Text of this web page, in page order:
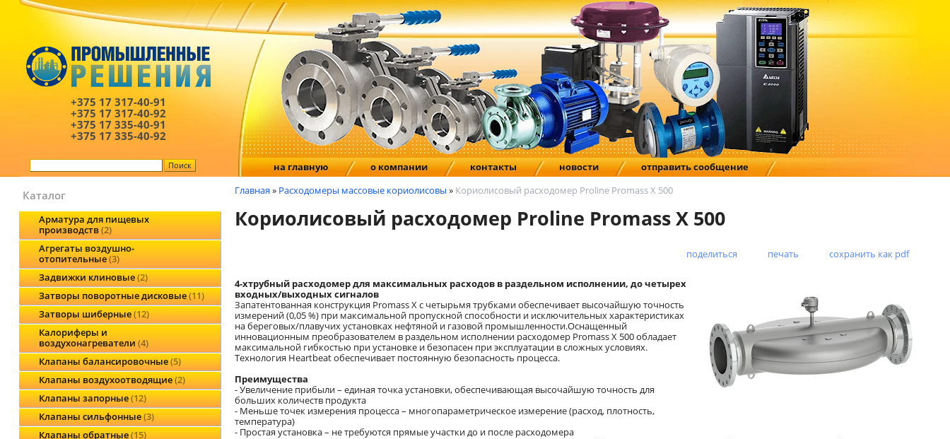
+375 17 317-40-91
+375 17 317-40-92
+375 17 335-40-91
+375 17 335-40-92
на главную о компании контакты новости отправить сообщение
Каталог
Арматура для пищевых
производств 2
Агрегаты воздушно-
отопительные 3
Задвижки клиновые 2
Затворы поворотные дисковые 11
Затворы шиберные 12
Калориферы и
воздухонагреватели 4
Клапаны балансировочные 5
Клапаны воздухоотводящие 2
Клапаны запорные 12
Клапаны сильфонные 3
Клапаны обратные 15
Главная » Расходомеры массовые кориолисовы » Кориолисовый расходомер Proline Promass X 500
Кориолисовый расходомер Proline Promass X 500
поделиться печать сохранить как pdf
4-хтрубный расходомер для максимальных расходов в раздельном исполнении, до четырех
входных/выходных сигналов
Запатентованная конструкция Promass X с четырьмя трубками обеспечивает высочайшую точность
измерений (0,05 %) при максимальной пропускной способности и исключительных характеристиках
на береговых/плавучих установках нефтяной и газовой промышленности.Оснащенный
инновационным преобразователем в раздельном исполнении расходомер Promass X 500 обладает
максимальной гибкостью при установке и безопасен при эксплуатации в сложных условиях.
Технология Heartbeat обеспечивает постоянную безопасность процесса.
Преимущества
- Увеличение прибыли – единая точка установки, обеспечивающая высочайшую точность для
больших количеств продукта
- Меньше точек измерения процесса – многопараметрическое измерение (расход, плотность,
температура)
- Простая установка – не требуются прямые участки до и после расходомера